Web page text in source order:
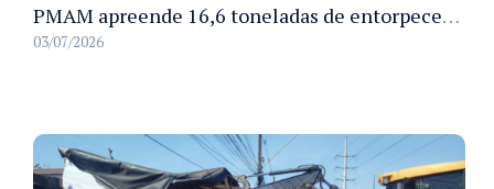
PMAM apreende 16,6 toneladas de entorpecentes e registra aumento nas prisões em flagrante e nas capturas de foragidos no primeiro semestre de 2026
03/07/2026